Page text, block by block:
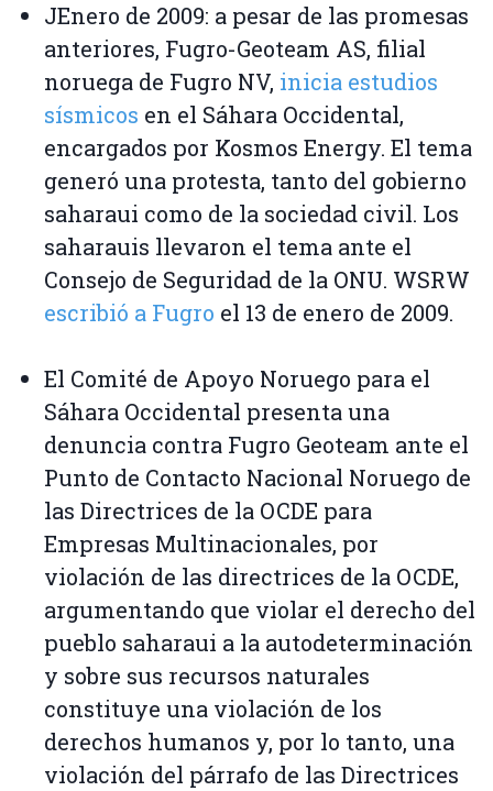
JEnero de 2009: a pesar de las promesas
anteriores, Fugro-Geoteam AS, filial
noruega de Fugro NV, inicia estudios
sísmicos en el Sáhara Occidental,
encargados por Kosmos Energy. El tema
generó una protesta, tanto del gobierno
saharaui como de la sociedad civil. Los
saharauis llevaron el tema ante el
Consejo de Seguridad de la ONU. WSRW
escribió a Fugro el 13 de enero de 2009.
El Comité de Apoyo Noruego para el
Sáhara Occidental presenta una
denuncia contra Fugro Geoteam ante el
Punto de Contacto Nacional Noruego de
las Directrices de la OCDE para
Empresas Multinacionales, por
violación de las directrices de la OCDE,
argumentando que violar el derecho del
pueblo saharaui a la autodeterminación
y sobre sus recursos naturales
constituye una violación de los
derechos humanos y, por lo tanto, una
violación del párrafo de las Directrices